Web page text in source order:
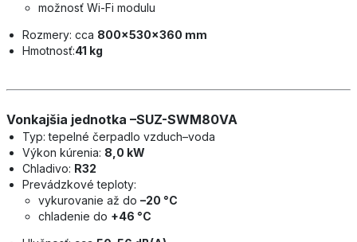
možnosť Wi-Fi modulu
Rozmery: cca 800x530x360 mm
Hmotnosť:41 kg
Vonkajšia jednotka –SUZ-SWM80VA
Typ: tepelné čerpadlo vzduch–voda
Výkon kúrenia: 8,0 kW
Chladivo: R32
Prevádzkové teploty:
vykurovanie až do –20 °C
chladenie do +46 °C